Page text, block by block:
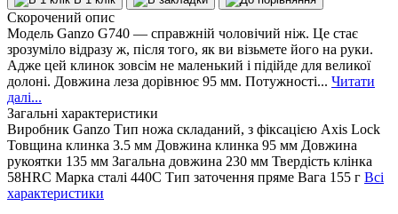
Скорочений опис
Модель Ganzo G740 — справжній чоловічий ніж. Це стає
зрозуміло відразу ж, після того, як ви візьмете його на руки.
Адже цей клинок зовсім не маленький і підійде для великої
долоні. Довжина леза дорівнює 95 мм. Потужності... Читати
далі...
Загальні характеристики
Виробник Ganzo Тип ножа складаний, з фіксацією Axis Lock
Товщина клинка 3.5 мм Довжина клинка 95 мм Довжина
рукоятки 135 мм Загальна довжина 230 мм Твердість клінка
58HRC Марка сталі 440C Тип заточення пряме Вага 155 г Всі
характеристики